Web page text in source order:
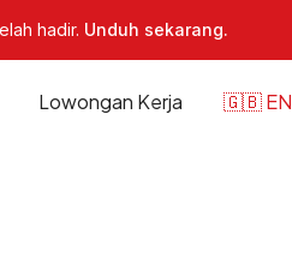
hadir. Unduh sekarang.
Lowongan Kerja 🇬🇧 EN